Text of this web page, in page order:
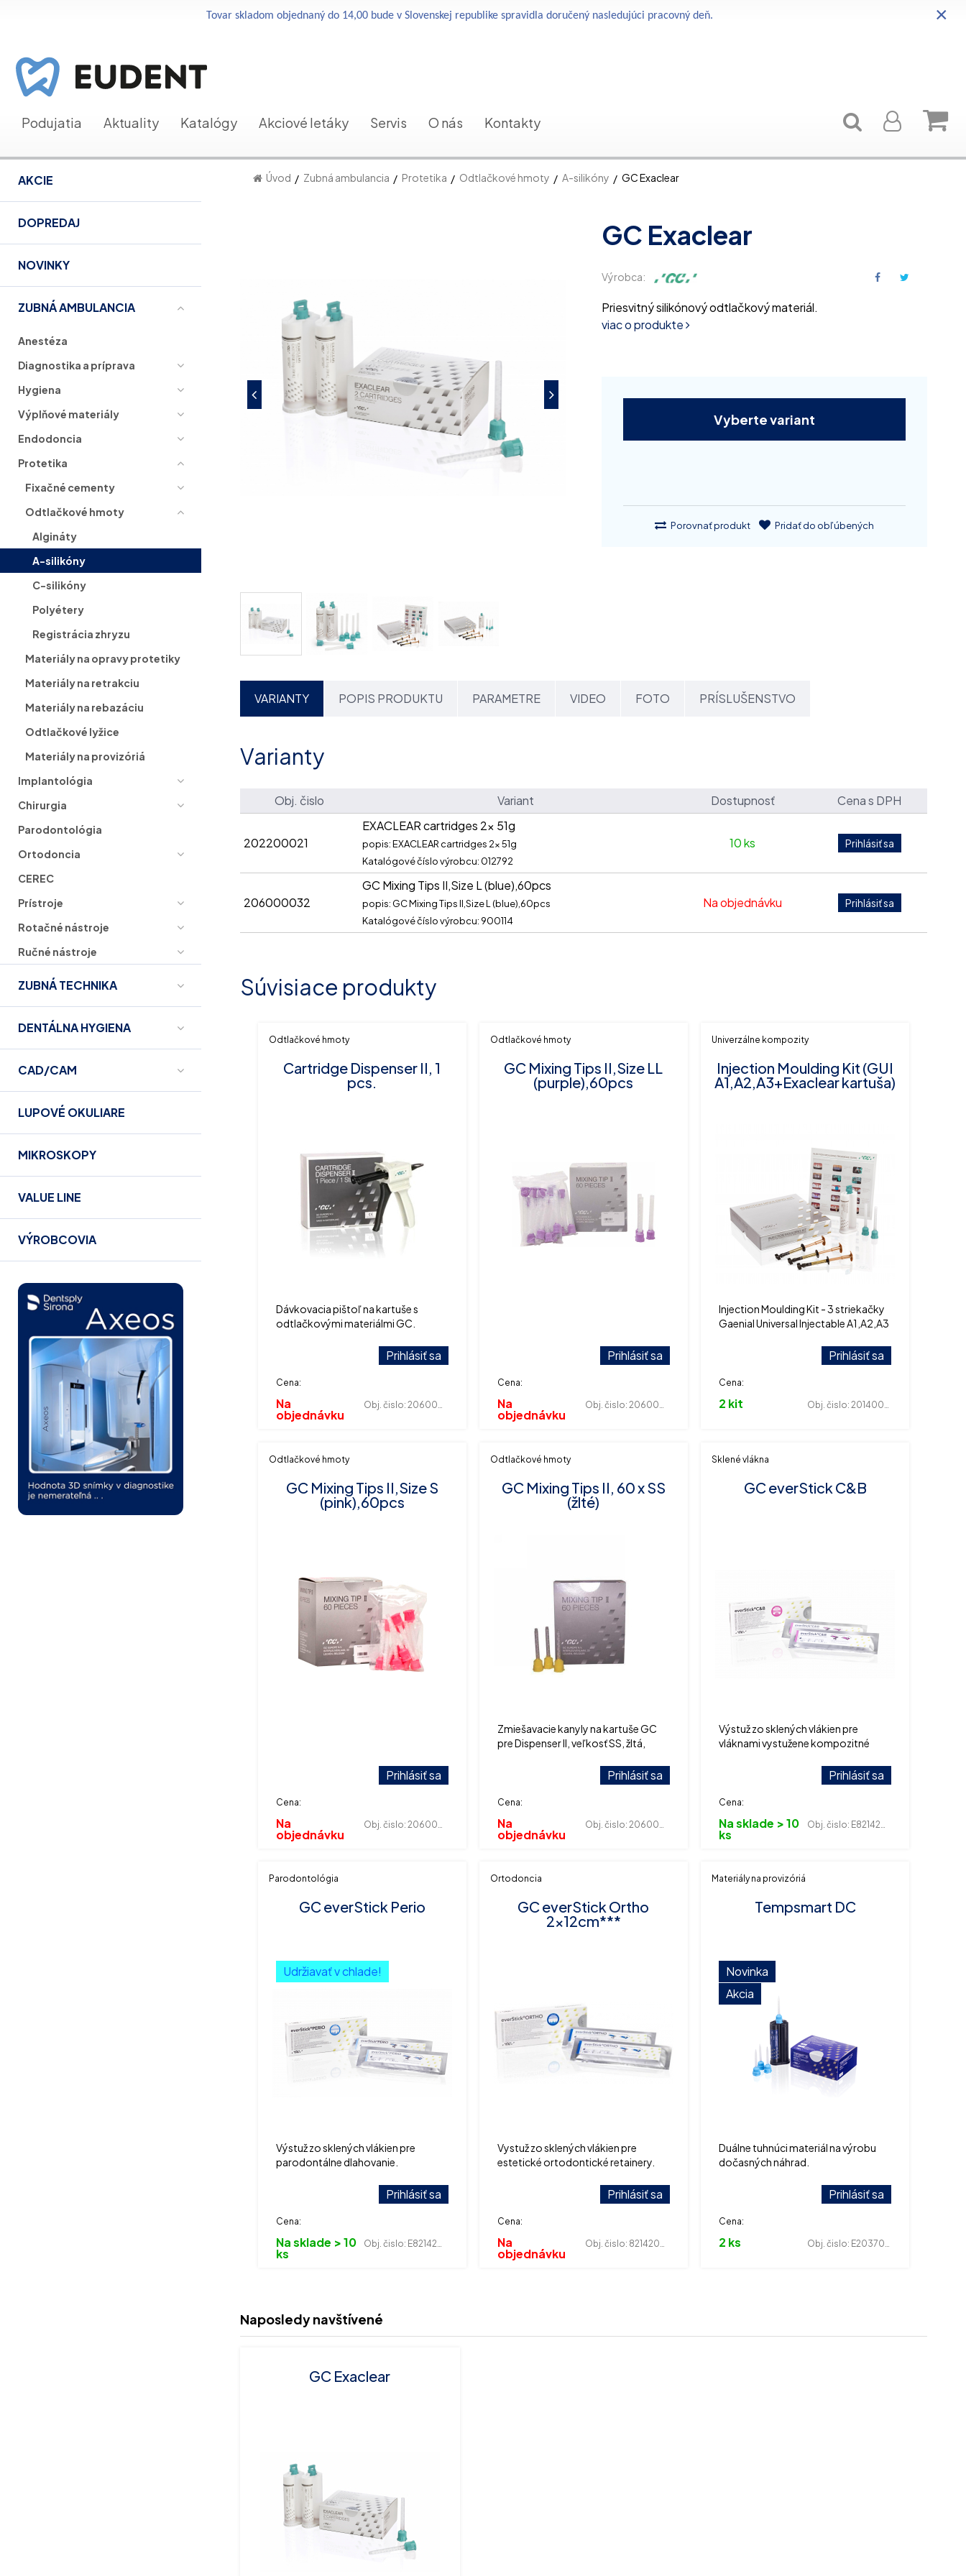
Tovar skladom objednaný do 14,00 bude v Slovenskej republike spravidla doručený nasledujúci pracovný deň. ×
Podujatia Aktuality Katalógy Akciové letáky Servis O nás Kontakty
AKCIE
DOPREDAJ
NOVINKY
ZUBNÁ AMBULANCIA
Anestéza
Diagnostika a príprava
Hygiena
Výplňové materiály
Endodoncia
Protetika
Fixačné cementy
Odtlačkové hmoty
Algináty
A-silikóny
C-silikóny
Polyétery
Registrácia zhryzu
Materiály na opravy protetiky
Materiály na retrakciu
Materiály na rebazáciu
Odtlačkové lyžice
Materiály na provizóriá
Implantológia
Chirurgia
Parodontológia
Ortodoncia
CEREC
Prístroje
Rotačné nástroje
Ručné nástroje
ZUBNÁ TECHNIKA
DENTÁLNA HYGIENA
CAD/CAM
LUPOVÉ OKULIARE
MIKROSKOPY
VALUE LINE
VÝROBCOVIA
Úvod Zubná ambulancia Protetika Odtlačkové hmoty A-silikóny GC Exaclear
GC Exaclear
Výrobca:
Priesvitný silikónový odtlačkový materiál.
viac o produkte
Vyberte variant
Porovnať produkt Pridať do obľúbených
VARIANTY POPIS PRODUKTU PARAMETRE VIDEO FOTO PRÍSLUŠENSTVO
Varianty
Obj. čislo Variant Dostupnosť Cena s DPH
202200021
EXACLEAR cartridges 2x 51g
popis: EXACLEAR cartridges 2x 51g
Katalógové číslo výrobcu: 012792
10 ks
206000032
GC Mixing Tips II,Size L (blue),60pcs
popis: GC Mixing Tips II,Size L (blue),60pcs
Katalógové číslo výrobcu: 900114
Na objednávku
Súvisiace produkty
Odtlačkové hmoty
Cartridge Dispenser II, 1
pcs.
Dávkovacia pištoľ na kartuše s
odtlačkovými materiálmi GC.
Cena:
Prihlásiť sa
Na
objednávku
Obj. čislo:206000012
Odtlačkové hmoty
GC Mixing Tips II,Size LL
(purple),60pcs
Cena:
Prihlásiť sa
Na
objednávku
Obj. čislo:206000017
Univerzálne kompozity
Injection Moulding Kit (GUI
A1,A2,A3+Exaclear kartuša)
Injection Moulding Kit - 3 striekačky
Gaenial Universal Injectable A1,A2,A3
Cena:
Prihlásiť sa
2 kit Obj. čislo: 201400250
Odtlačkové hmoty
GC Mixing Tips II,Size S
(pink),60pcs
Cena:
Prihlásiť sa
Na
objednávku
Obj. čislo:206000016
Odtlačkové hmoty
GC Mixing Tips II, 60 x SS
(žlté)
Zmiešavacie kanyly na kartuše GC
pre Dispenser II, veľkosť SS, žltá,
Cena:
Prihlásiť sa
Na
objednávku
Obj. čislo:206000038
Sklené vlákna
GC everStick C&B
Výstuž zo sklených vlákien pre
vláknami vystužene kompozitné
Cena:
Prihlásiť sa
Na sklade > 10
ks
Obj. čislo: E821420004
Parodontológia
GC everStick Perio
Udržiavať v chlade!
Výstuž zo sklených vlákien pre
parodontálne dlahovanie.
Cena:
Prihlásiť sa
Na sklade > 10
ks
Obj. čislo: E821420005
Ortodoncia
GC everStick Ortho
2x12cm***
Vystuž zo sklených vlákien pre
estetické ortodontické retainery.
Cena:
Prihlásiť sa
Na
objednávku
Obj. čislo: 821420006
Materiály na provizóriá
Tempsmart DC
Novinka
Akcia
Duálne tuhnúci materiál na výrobu
dočasných náhrad.
Cena:
Prihlásiť sa
2 ks Obj. čislo: E203700055
Naposledy navštívené
GC Exaclear